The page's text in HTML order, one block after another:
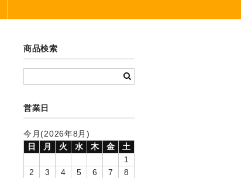
商品検索
営業日
今月(2026年8月)
日
月 火 水 木 金
土
1
2
3 4 5 6 7
8